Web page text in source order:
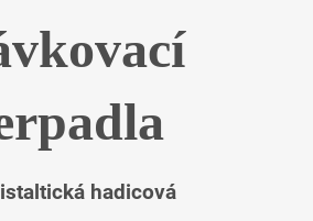
hadicová